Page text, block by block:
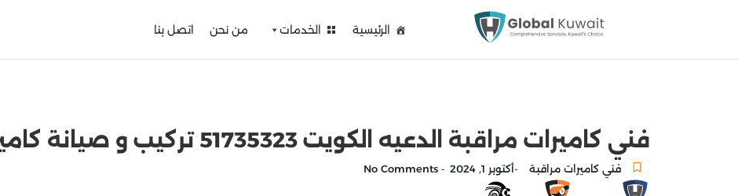
الرئيسية الخدمات من نحن اتصل بنا
فني كاميرات مراقبة الدعيه الكويت 51735323 تركيب و صيانة كاميرات مراقبة
فني كاميرات مراقبة -أكتوبر 1, 2024 -